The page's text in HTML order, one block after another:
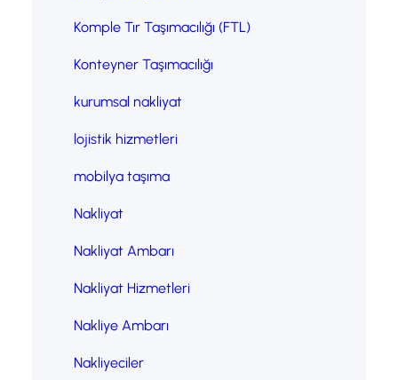
Komple Tır Taşımacılığı (FTL)
Konteyner Taşımacılığı
kurumsal nakliyat
lojistik hizmetleri
mobilya taşıma
Nakliyat
Nakliyat Ambarı
Nakliyat Hizmetleri
Nakliye Ambarı
Nakliyeciler